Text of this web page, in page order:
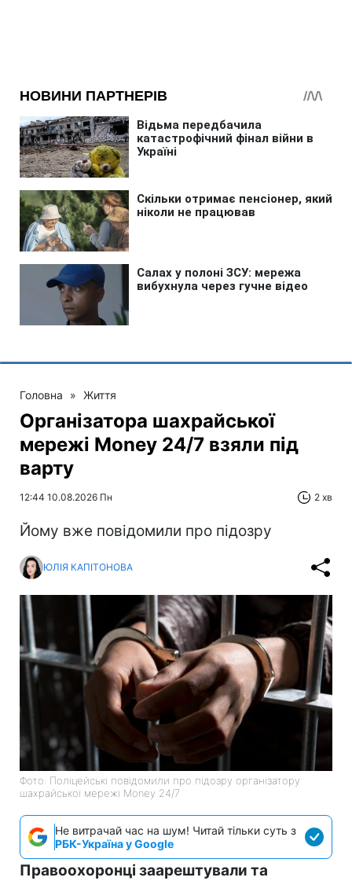
Головна » Життя
Організатора шахрайської
мережі Money 24/7 взяли під
варту
12:44 10.08.2026 Пн 2 хв
Йому вже повідомили про підозру
ЮЛІЯ КАПІТОНОВА
Фото: Поліцейські повідомили про підозру організатору
шахрайської мережі Money 24/7
Не витрачай час на шум! Читай тільки суть з
РБК-Україна у Google
Правоохоронці заарештували та